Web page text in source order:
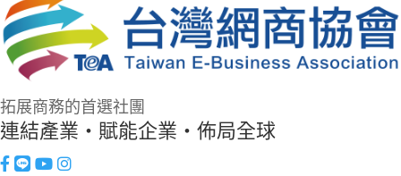
拓展商務的首選社團
連結產業・賦能企業・佈局全球